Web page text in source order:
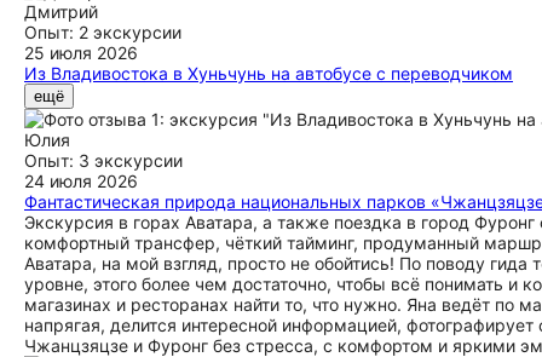
Дмитрий
Опыт: 2 экскурсии
25 июля 2026
Из Владивостока в Хуньчунь на автобусе с переводчиком
Путешествие в целом понравилось. Переход российской
много, реконструкция КПП затянулась. Немного подкачали
покупки и другие траты. В культурном плане почти ничего.
же диким как у нас. Но поскольку завышенных ожиданий
ещё
Юлия
Опыт: 3 экскурсии
24 июля 2026
Фантастическая природа национальных парков
Экскурсия в горах Аватара, а также поездка в город
комфортный трансфер, чёткий тайминг, продуманный
Аватара, на мой взгляд, просто не обойтись! По поводу
уровне, этого более чем достаточно, чтобы всё понимать и
магазинах и ресторанах найти то, что нужно. Яна ведёт по
напрягая, делится интересной информацией,
Чжанцзяцзе и Фуронг без стресса, с комфортом и яркими